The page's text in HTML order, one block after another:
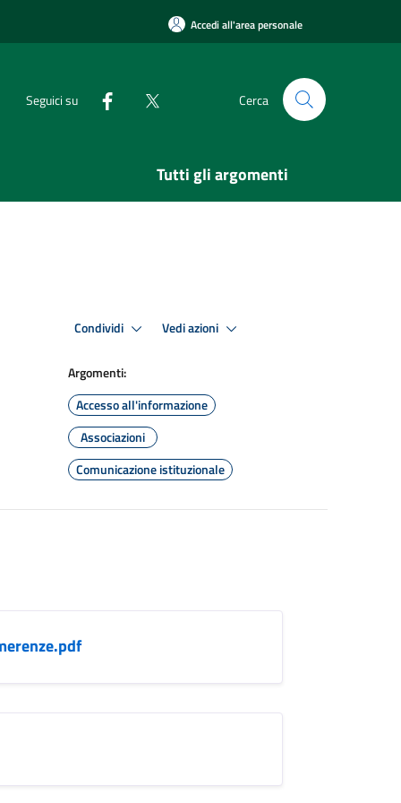
Accedi all'area personale
Seguici su Cerca
Tutti gli argomenti
Condividi Vedi azioni
Argomenti:
Accesso all'informazione
Associazioni
Comunicazione istituzionale